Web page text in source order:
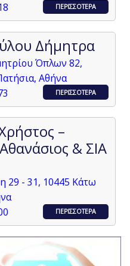
ΠΕΡΙΣΣΟΤΕΡΑ
Δήμητρα
Όπλων 82,
Αθήνα
ΠΕΡΙΣΣΟΤΕΡΑ
–
& ΣΙΑ
29 - 31, 10445 Κάτω
ΠΕΡΙΣΣΟΤΕΡΑ